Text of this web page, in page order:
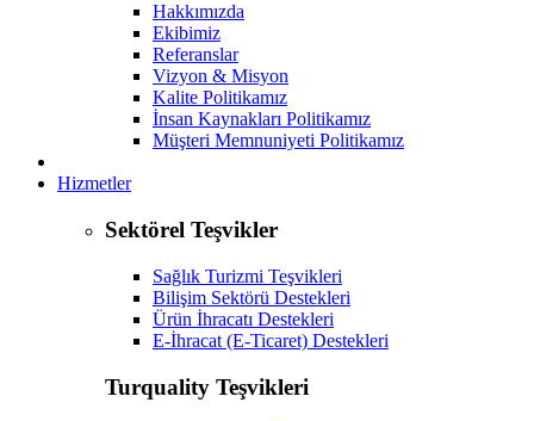
Hakkımızda
Ekibimiz
Referanslar
Vizyon & Misyon
Kalite Politikamız
İnsan Kaynakları Politikamız
Müşteri Memnuniyeti Politikamız
Hizmetler
Sektörel Teşvikler
Sağlık Turizmi Teşvikleri
Bilişim Sektörü Destekleri
Ürün İhracatı Destekleri
E-İhracat (E-Ticaret) Destekleri
Turquality Teşvikleri